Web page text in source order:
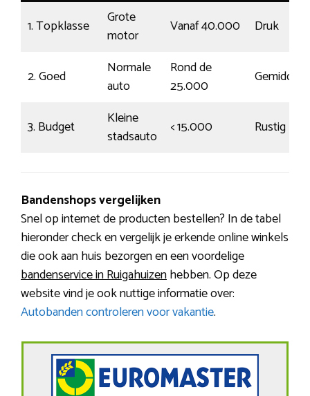
1. Topklasse
Grote
motor
Vanaf 40.000 Druk
2. Goed
Normale
auto
Rond de
25.000
Gemiddeld
3. Budget
Kleine
stadsauto
< 15.000 Rustig
Bandenshops vergelijken
Snel op internet de producten bestellen? In de tabel
hieronder check en vergelijk je erkende online winkels
die ook aan huis bezorgen en een voordelige
bandenservice in Ruigahuizenhebben. Op deze
website vind je ook nuttige informatie over:
Autobanden controleren voor vakantie.